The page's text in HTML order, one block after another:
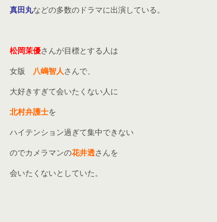
真田丸などの多数のドラマに出演している。
松岡茉優さんが目標とする人は
女版 八嶋智人さんで、
大好きすぎて会いたくない人に
北村弁護士を
ハイテンション過ぎて集中できない
のでカメラマンの花井透さんを
会いたくないとしていた。